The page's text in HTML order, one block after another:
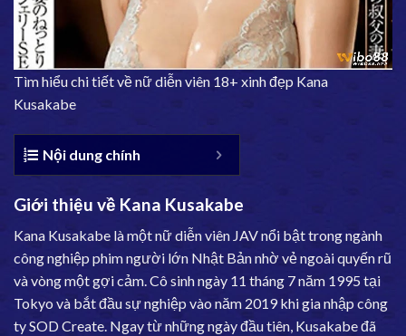
Tìm hiểu chi tiết về nữ diễn viên 18+ xinh đẹp Kana
Kusakabe
Nội dung chính
Giới thiệu về Kana Kusakabe
Kana Kusakabe là một nữ diễn viên JAV nổi bật trong ngành
công nghiệp phim người lớn Nhật Bản nhờ vẻ ngoài quyến rũ
và vòng một gợi cảm. Cô sinh ngày 11 tháng 7 năm 1995 tại
Tokyo và bắt đầu sự nghiệp vào năm 2019 khi gia nhập công
ty SOD Create. Ngay từ những ngày đầu tiên, Kusakabe đã